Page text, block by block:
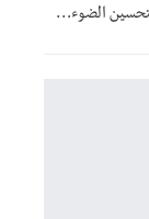
الضوء…